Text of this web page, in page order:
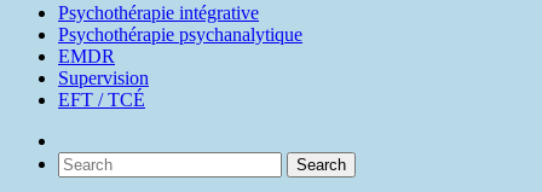
Psychothérapie intégrative
Psychothérapie psychanalytique
EMDR
Supervision
EFT / TCÉ